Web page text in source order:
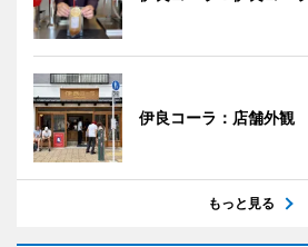
伊良コーラ：店舗外観
もっと見る